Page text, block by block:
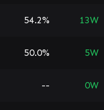
54.2% 13W
50.0% 5W
-- 0W